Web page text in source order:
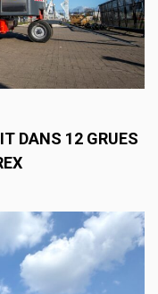
DANS 12 GRUES